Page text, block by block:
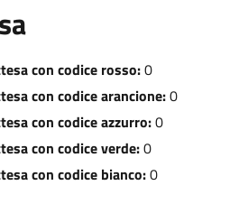
con codice rosso:0
con codice arancione:0
con codice azzurro:0
con codice verde:0
con codice bianco:0